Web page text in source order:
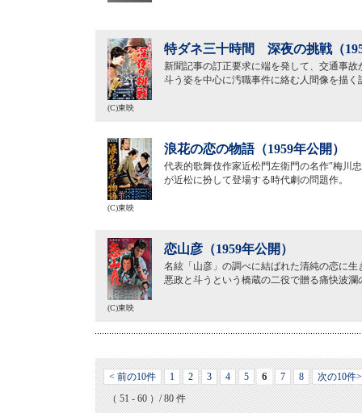
特ダネ三十時間 深夜の挑戦（
新聞記事の訂正要求に端を発して、交通事
斗う姿を中心に汚職事件に絡む人間像を描く
(C)東映
浪花の恋の物語（1959年公開）
代表的歌舞伎作家近松門左衛門の名作″梅川
が近松に扮して登場する時代劇の問題作。
(C)東映
恋山彦（1959年公開）
名絃「山彦」の調べに結ばれた清純の恋に
悪政と斗うという橋蔵の二役で贈る痛快波瀾
(C)東映
< 前の10件 1 2 3 4 5 6 7 8
次の10件>
（ 51 - 60 ）/ 80 件